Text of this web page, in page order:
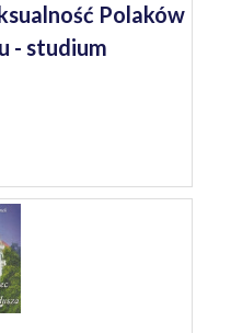
Polaków
- studium